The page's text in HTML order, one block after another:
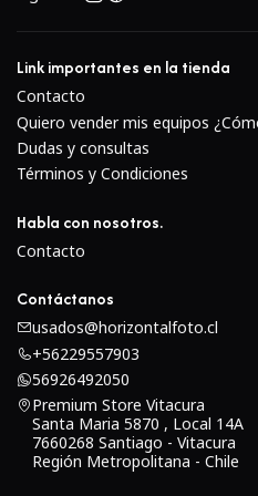
Cambiar rápidamente
película
Alternar entre películas
una sesión
Preparar múltiples
Optimizar el flujo de
Compatibilidad
Compatible con cámaras del
Kiev 88
Variantes y cuerpos
formato
Link importantes en la tienda
Contacto
Quiero vender mis equipos
Dudas y consultas
Términos y Condiciones
Habla con nosotros.
Contacto
Contáctanos
usados@horizontalfoto.cl
+56229557903
56926492050
Premium Store Vitacura
Santa Maria 5870 , Local 14A
7660268 Santiago - Vitacura
Región Metropolitana - Chile